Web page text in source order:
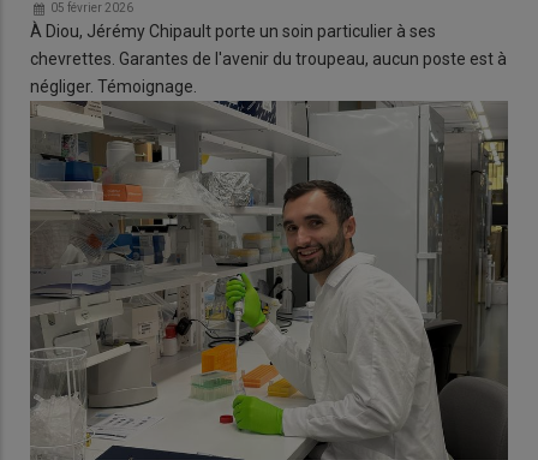
05 février 2026
À Diou, Jérémy Chipault porte un soin particulier à ses
chevrettes. Garantes de l'avenir du troupeau, aucun poste est à
négliger. Témoignage.